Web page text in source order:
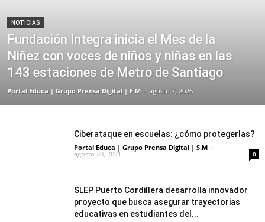
NOTICIAS
Fundación Integra inicia el Mes de la
Niñez con voces de niños y niñas en las
143 estaciones de Metro de Santiago
Portal Educa | Grupo Prensa Digital | F.M - agosto 7, 2026
Ciberataque en escuelas: ¿cómo protegerlas?
Portal Educa | Grupo Prensa Digital | S.M -
agosto 20, 2021 0
SLEP Puerto Cordillera desarrolla innovador
proyecto que busca asegurar trayectorias
educativas en estudiantes del...